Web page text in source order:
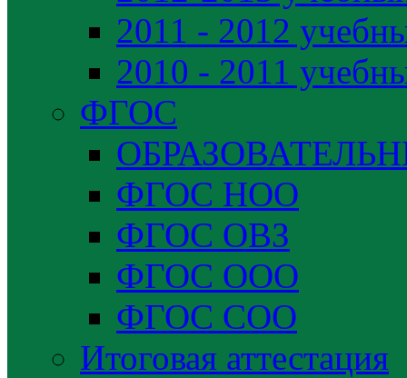
2011 - 2012
2010 - 2011
ФГОС
ФГОС НОО
ФГОС ОВЗ
ФГОС ООО
ФГОС СОО
Итоговая аттестация